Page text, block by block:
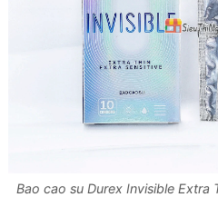
Bao cao su Durex Invisible Extra